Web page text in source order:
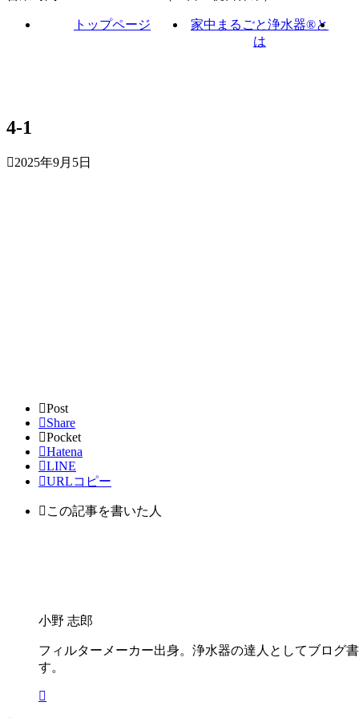
トップページ
家中まるごと浄水器®と
は
4-1
2025年9月5日
Post
Share
Pocket
Hatena
LINE
URLコピー
この記事を書いた人
小野 志郎
フィルターメーカー出身。浄水器の達人としてブログ
す。